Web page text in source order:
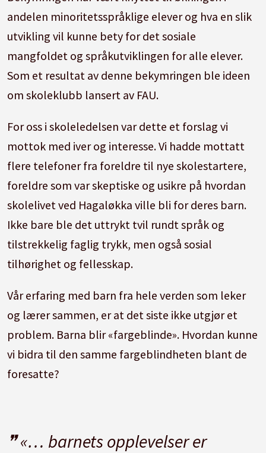
andelen minoritetsspråklige elever og hva en slik
utvikling vil kunne bety for det sosiale
mangfoldet og språkutviklingen for alle elever.
Som et resultat av denne bekymringen ble ideen
om skoleklubb lansert av FAU.
For oss i skoleledelsen var dette et forslag vi
mottok med iver og interesse. Vi hadde mottatt
flere telefoner fra foreldre til nye skolestartere,
foreldre som var skeptiske og usikre på hvordan
skolelivet ved Hagaløkka ville bli for deres barn.
Ikke bare ble det uttrykt tvil rundt språk og
tilstrekkelig faglig trykk, men også sosial
tilhørighet og fellesskap.
Vår erfaring med barn fra hele verden som leker
og lærer sammen, er at det siste ikke utgjør et
problem. Barna blir «fargeblinde». Hvordan kunne
vi bidra til den samme fargeblindheten blant de
foresatte?
«… barnets opplevelser er